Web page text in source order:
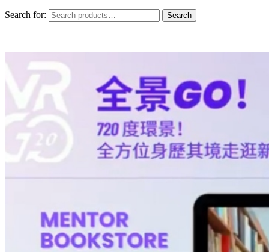
Search for: Search